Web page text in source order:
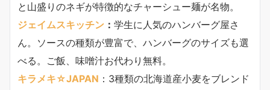
と山盛りのネギが特徴的なチャーシュー麺が名物。
ジェイムスキッチン ： 学生に人気のハンバーグ屋さ
ん。ソースの種類が豊富で、ハンバーグのサイズも選
べる。ご飯、味噌汁お代わり無料。
キラメキ☆JAPAN ：3種類の北海道産小麦をブレンド